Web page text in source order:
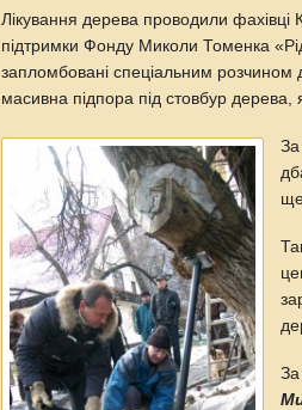
Лікування дерева проводили фахівці
підтримки Фонду Миколи Томенка
запломбовані спеціальним розчином
масивна підпора під стовбур дерева,
За